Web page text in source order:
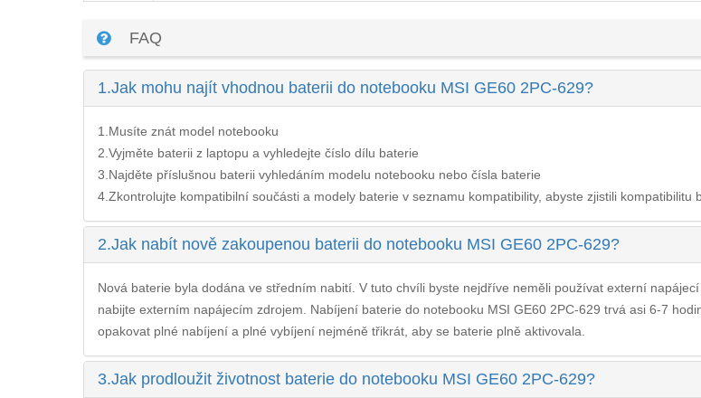
FAQ
1.Jak mohu najít vhodnou baterii do notebooku MSI GE60 2PC-629?
1.Musíte znát model notebooku
2.Vyjměte baterii z laptopu a vyhledejte číslo dílu baterie
3.Najděte příslušnou baterii vyhledáním modelu notebooku nebo čísla baterie
4.Zkontrolujte kompatibilní součásti a modely baterie v seznamu kompatibility, abyste zjistili
2.Jak nabít nově zakoupenou baterii do notebooku MSI GE60 2PC-629?
Nová baterie byla dodána ve středním nabití. V tuto chvíli byste nejdříve neměli používat externí
nabijte externím napájecím zdrojem. Nabíjení baterie do notebooku MSI GE60 2PC-629 trvá asi 6-7
opakovat plné nabíjení a plné vybíjení nejméně třikrát, aby se baterie plně aktivovala.
3.Jak prodloužit životnost baterie do notebooku MSI GE60 2PC-629?